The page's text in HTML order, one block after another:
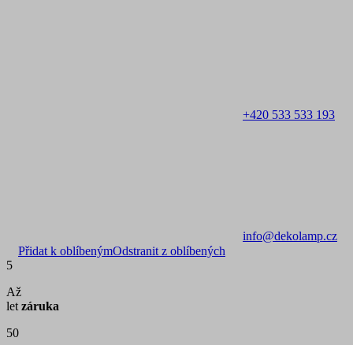
+420 533 533 193
info@dekolamp.cz
Přidat k oblíbenýmOdstranit z oblíbených
5
Až
let záruka
50